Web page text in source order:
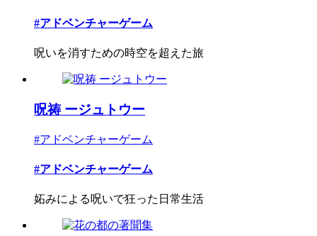
#アドベンチャーゲーム
呪いを消すための時空を超えた旅
呪祷 ージュトウー
#アドベンチャーゲーム
#アドベンチャーゲーム
妬みによる呪いで狂った日常生活